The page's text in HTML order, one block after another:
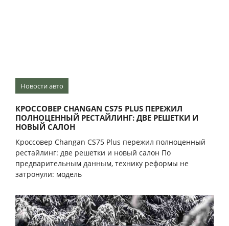
Новости авто
КРОССОВЕР CHANGAN CS75 PLUS ПЕРЕЖИЛ
ПОЛНОЦЕННЫЙ РЕСТАЙЛИНГ: ДВЕ РЕШЕТКИ И
НОВЫЙ САЛОН
Кроссовер Changan CS75 Plus пережил полноценный
рестайлинг: две решетки и новый салон По
предварительным данным, технику реформы не
затронули: модель